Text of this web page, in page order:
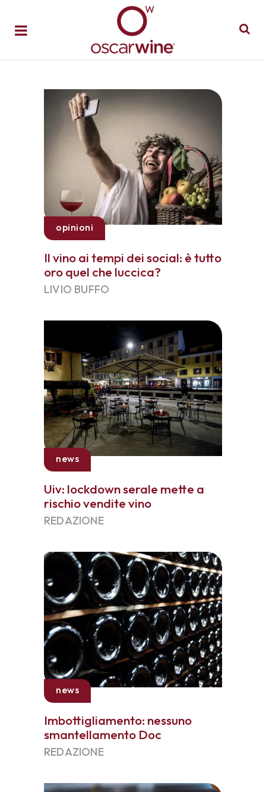
opinioni
Il vino ai tempi dei social: è tutto
oro quel che luccica?
LIVIO BUFFO
news
Uiv: lockdown serale mette a
rischio vendite vino
REDAZIONE
news
Imbottigliamento: nessuno
smantellamento Doc
REDAZIONE